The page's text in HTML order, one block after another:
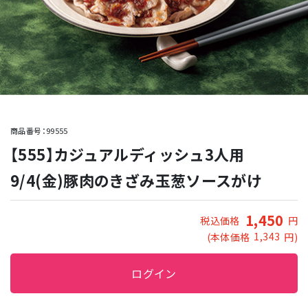
商品番号：99555
【555】カジュアルディッシュ3人用
9/4(金)豚肉のきざみ玉葱ソースがけ
税込価格 1,450 円
(本体価格 1,343 円)
ログイン